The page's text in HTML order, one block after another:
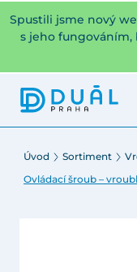
Spustili jsme nový
s jeho fungováním,
Úvod Sortiment
Ovládací šroub –